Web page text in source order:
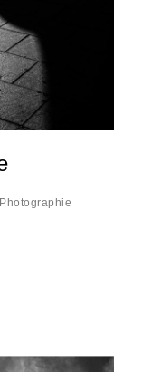
Photographie